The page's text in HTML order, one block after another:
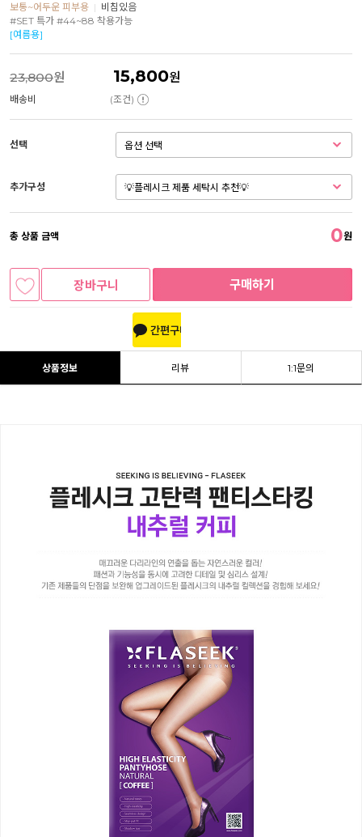
보통~어두운 피부용 | 비침있음
#SET 특가 #44~88 착용가능
[여름용]
23,800원 15,800원
배송비 (조건)
선택
추가구성
총 상품 금액 0원
장바구니 구매하기
상품정보 리뷰 1:1문의